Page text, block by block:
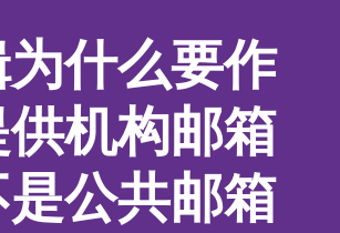
什么要作
机构邮箱
公共邮箱